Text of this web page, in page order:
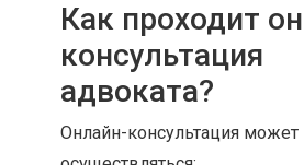
Как проходит
консультация
адвоката?
Онлайн-консультация может